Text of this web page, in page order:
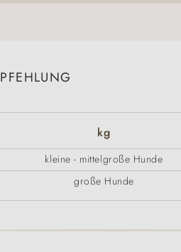
kg
kleine - mittelgroße Hunde
große Hunde